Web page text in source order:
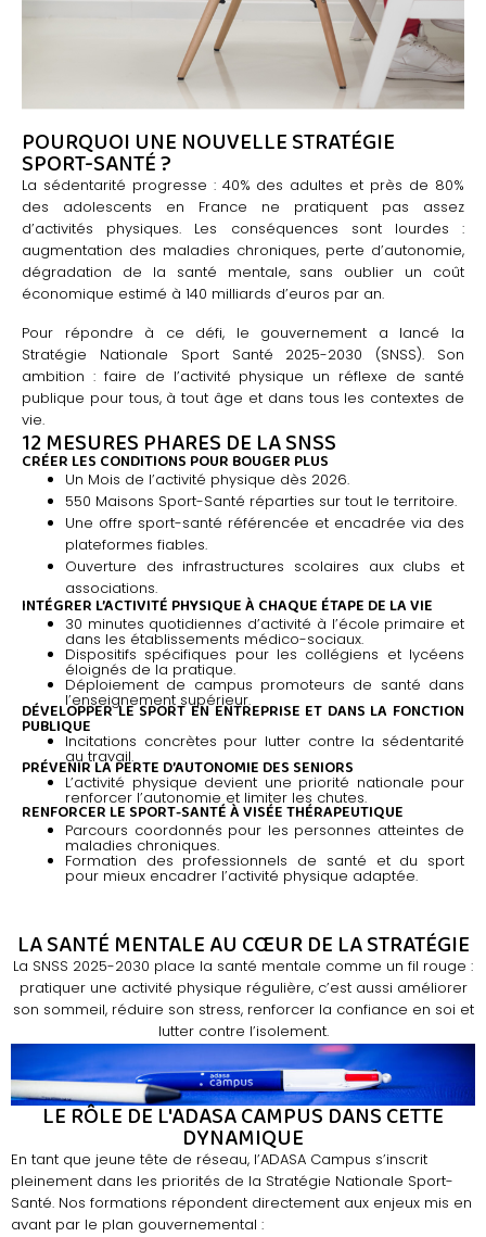
POURQUOI UNE NOUVELLE STRATÉGIE
SPORT-SANTÉ ?
La sédentarité progresse : 40% des adultes et près de 80%
des adolescents en France ne pratiquent pas assez
d’activités physiques. Les conséquences sont lourdes :
augmentation des maladies chroniques, perte d’autonomie,
dégradation de la santé mentale, sans oublier un coût
économique estimé à 140 milliards d’euros par an.
Pour répondre à ce défi, le gouvernement a lancé la
Stratégie Nationale Sport Santé 2025-2030 (SNSS). Son
ambition : faire de l’activité physique un réflexe de santé
publique pour tous, à tout âge et dans tous les contextes de
vie.
12 MESURES PHARES DE LA SNSS
CRÉER LES CONDITIONS POUR BOUGER PLUS
Un Mois de l’activité physique dès 2026.
550 Maisons Sport-Santé réparties sur tout le territoire.
Une offre sport-santé référencée et encadrée via des
plateformes fiables.
Ouverture des infrastructures scolaires aux clubs et
associations.
INTÉGRER L’ACTIVITÉ PHYSIQUE À CHAQUE ÉTAPE DE LA VIE
30 minutes quotidiennes d’activité à l’école primaire et
dans les établissements médico-sociaux.
Dispositifs spécifiques pour les collégiens et lycéens
éloignés de la pratique.
Déploiement de campus promoteurs de santé dans
l’enseignement supérieur.
DÉVELOPPER LE SPORT EN ENTREPRISE ET DANS LA FONCTION
PUBLIQUE
Incitations concrètes pour lutter contre la sédentarité
au travail.
PRÉVENIR LA PERTE D’AUTONOMIE DES SENIORS
L’activité physique devient une priorité nationale pour
renforcer l’autonomie et limiter les chutes.
RENFORCER LE SPORT-SANTÉ À VISÉE THÉRAPEUTIQUE
Parcours coordonnés pour les personnes atteintes de
maladies chroniques.
Formation des professionnels de santé et du sport
pour mieux encadrer l’activité physique adaptée.
LA SANTÉ MENTALE AU CŒUR DE LA STRATÉGIE
La SNSS 2025-2030 place la santé mentale comme un fil rouge :
pratiquer une activité physique régulière, c’est aussi améliorer
son sommeil, réduire son stress, renforcer la confiance en soi et
lutter contre l’isolement.
LE RÔLE DE L'ADASA CAMPUS DANS CETTE
DYNAMIQUE
En tant que jeune tête de réseau, l’ADASA Campus s’inscrit
pleinement dans les priorités de la Stratégie Nationale Sport-
Santé. Nos formations répondent directement aux enjeux mis en
avant par le plan gouvernemental :